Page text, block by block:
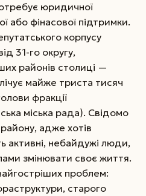
юридичної
або фінасової підтримки.
корпусу
31-го округу,
районів столиці —
майже триста тисяч
фракції
міська рада). Свідомо
адже хотів
активні, небайдужі люди,
змінювати своє життя.
проблем:
старого